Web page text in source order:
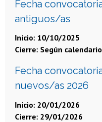
Fecha
antiguos/as
Inicio: 10/10/2025
Cierre: Según
Fecha
nuevos/as 2026
Inicio: 20/01/2026
Cierre: 29/01/2026